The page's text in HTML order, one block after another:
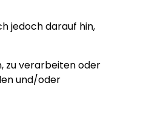
jedoch darauf hin,
zu verarbeiten oder
und/oder